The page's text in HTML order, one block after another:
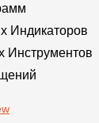
Индикаторов
Инструментов